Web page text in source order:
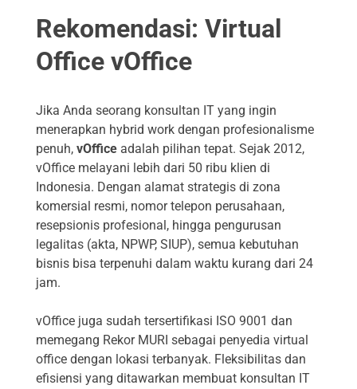
Rekomendasi: Virtual
Office vOffice
Jika Anda seorang konsultan IT yang ingin
menerapkan hybrid work dengan profesionalisme
penuh, vOffice adalah pilihan tepat. Sejak 2012,
vOffice melayani lebih dari 50 ribu klien di
Indonesia. Dengan alamat strategis di zona
komersial resmi, nomor telepon perusahaan,
resepsionis profesional, hingga pengurusan
legalitas (akta, NPWP, SIUP), semua kebutuhan
bisnis bisa terpenuhi dalam waktu kurang dari 24
jam.
vOffice juga sudah tersertifikasi ISO 9001 dan
memegang Rekor MURI sebagai penyedia virtual
office dengan lokasi terbanyak. Fleksibilitas dan
efisiensi yang ditawarkan membuat konsultan IT